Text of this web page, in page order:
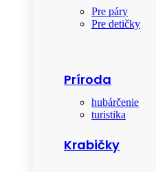
Pre páry
Pre detičky
Príroda
hubárčenie
turistika
Krabičky